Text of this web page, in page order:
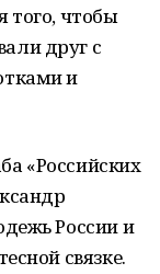
того, чтобы
друг с
и
«Российских
России и
связке.